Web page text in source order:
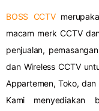
BOSS CCTV
macam merk CCTV
penjualan,
dan Wireless CCTV
Appartemen, Toko,
Kami menyediakan